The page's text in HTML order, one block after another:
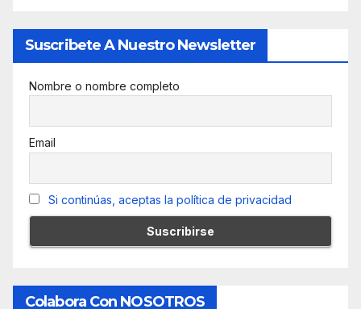
Suscribete A Nuestro Newsletter
Nombre o nombre completo
Email
Si continúas, aceptas la política de privacidad
Colabora Con NOSOTROS